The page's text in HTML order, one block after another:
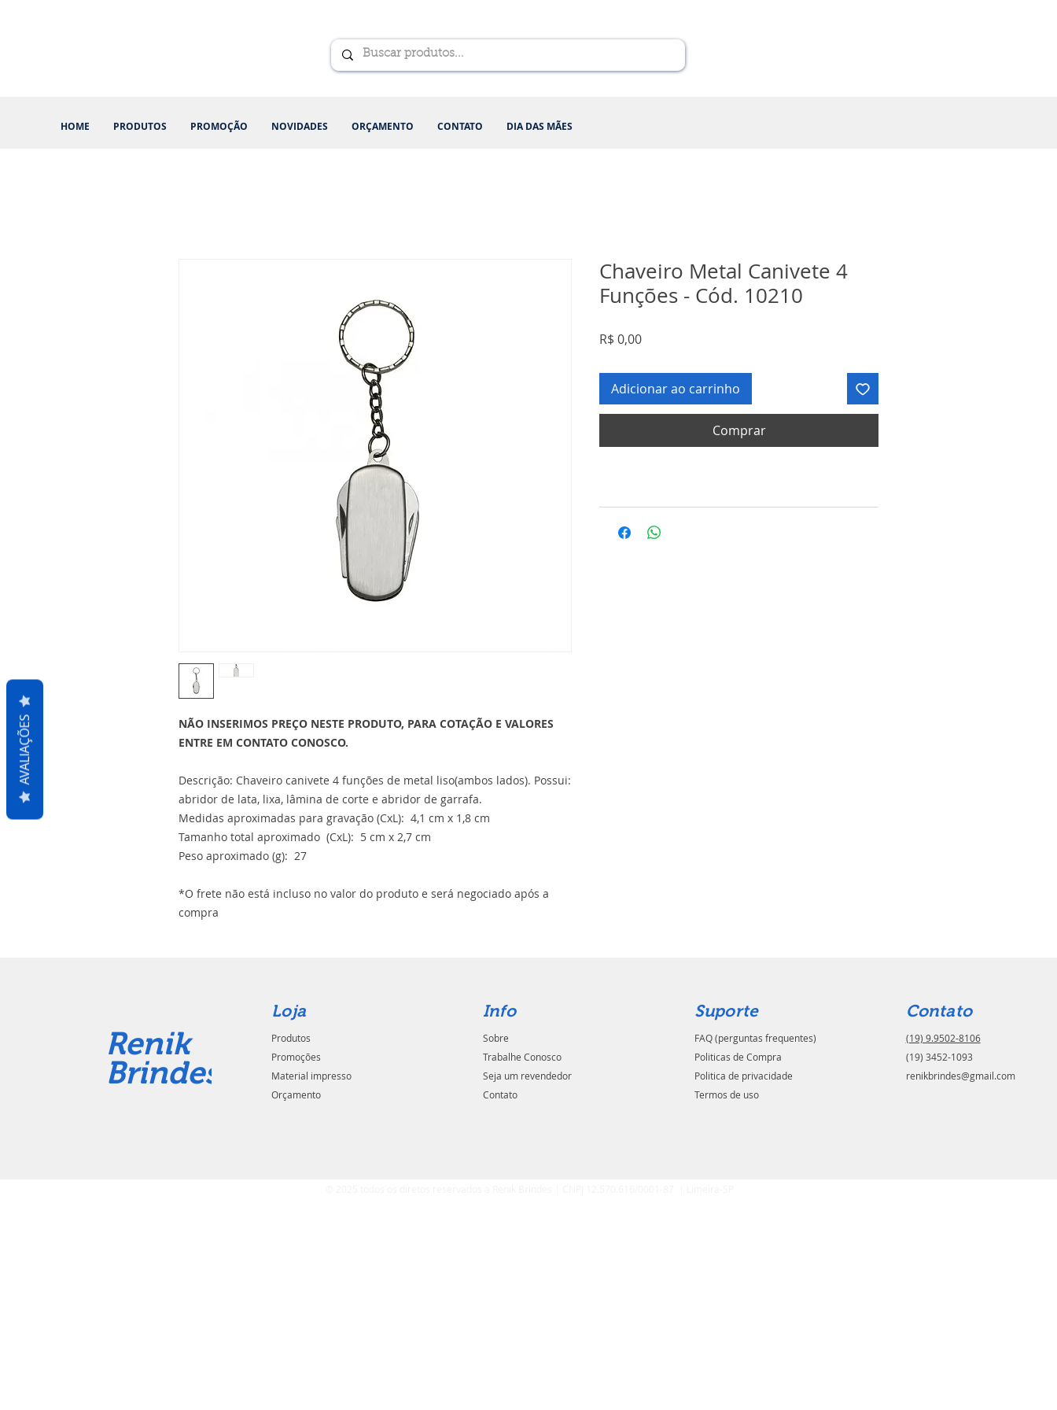
HOME PRODUTOS PROMOÇÃO NOVIDADES ORÇAMENTO CONTATO DIA DAS MÃES
NÃO INSERIMOS PREÇO NESTE PRODUTO, PARA COTAÇÃO E VALORES
ENTRE EM CONTATO CONOSCO.
Descrição: Chaveiro canivete 4 funções de metal liso(ambos lados). Possui:
abridor de lata, lixa, lâmina de corte e abridor de garrafa.
Medidas aproximadas para gravação (CxL): 4,1 cm x 1,8 cm
Tamanho total aproximado (CxL): 5 cm x 2,7 cm
Peso aproximado (g): 27
*O frete não está incluso no valor do produto e será negociado após a
compra
Chaveiro Metal Canivete 4
Funções - Cód. 10210
R$ 0,00Preço
Adicionar ao carrinho
Comprar
Renik
Brindes
Loja
Produtos
Promoções
Material impresso
Orçamento
Info
Sobre
Trabalhe Conosco
Seja um revendedor
Contato
Suporte
FAQ (perguntas frequentes)
Politicas de Compra
Politica de privacidade
Termos de uso
Contato
(19) 9.9502-8106
(19) 3452-1093
renikbrindes@gmail.com
AVALIAÇÕES